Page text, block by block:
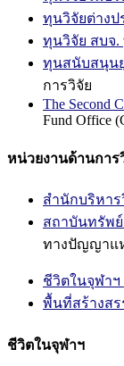
ทุนวิจัยต่างป
ทุนวิจัย สบจ.
ทุนสนับสนุน
การวิจัย
The Second
Fund Office
หน่วยงานด้านการ
สำนักบริหาร
สถาบันทรัพ
ทางปัญญาแ
ชีวิตในจุฬาฯ
พื้นที่สร้างสร
ชีวิตในจุฬาฯ